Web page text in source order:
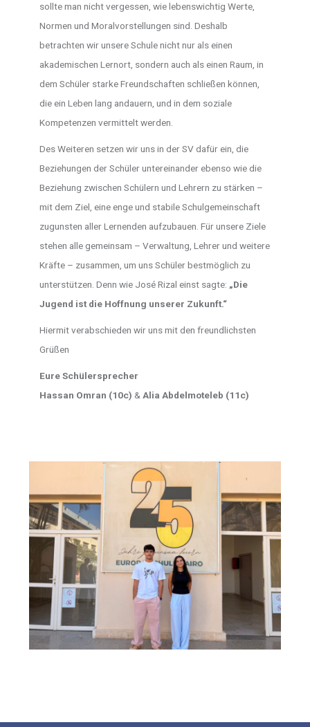
sollte man nicht vergessen, wie lebenswichtig Werte,
Normen und Moralvorstellungen sind. Deshalb
betrachten wir unsere Schule nicht nur als einen
akademischen Lernort, sondern auch als einen Raum, in
dem Schüler starke Freundschaften schließen können,
die ein Leben lang andauern, und in dem soziale
Kompetenzen vermittelt werden.
Des Weiteren setzen wir uns in der SV dafür ein, die
Beziehungen der Schüler untereinander ebenso wie die
Beziehung zwischen Schülern und Lehrern zu stärken –
mit dem Ziel, eine enge und stabile Schulgemeinschaft
zugunsten aller Lernenden aufzubauen. Für unsere Ziele
stehen alle gemeinsam – Verwaltung, Lehrer und weitere
Kräfte – zusammen, um uns Schüler bestmöglich zu
unterstützen. Denn wie José Rizal einst sagte: „Die
Jugend ist die Hoffnung unserer Zukunft.“
Hiermit verabschieden wir uns mit den freundlichsten
Grüßen
Eure Schülersprecher
Hassan Omran (10c) & Alia Abdelmoteleb (11c)